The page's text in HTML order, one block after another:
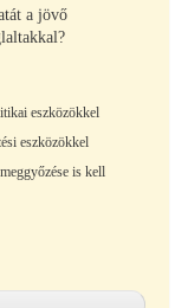
a jövő
eszközökkel
eszközökkel
is kell